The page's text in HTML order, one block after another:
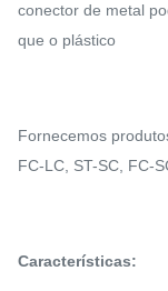
conector de metal
que o plástico
Fornecemos
FC-LC, ST-SC, FC-
Características: